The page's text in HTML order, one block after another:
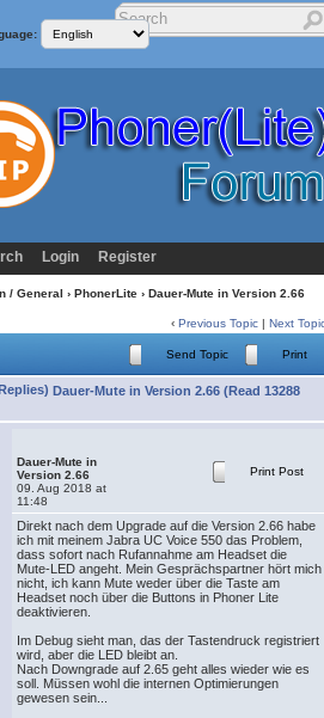
Login Register
/ General › PhonerLite› Dauer-Mute in Version 2.66
‹ Previous Topic | Next
Send Topic Print
Dauer-Mute in Version 2.66 (Read 13288
Dauer-Mute in
Version 2.66
09. Aug 2018 at
11:48
Print Post
Direkt nach dem Upgrade auf die Version 2.66 habe
ich mit meinem Jabra UC Voice 550 das Problem,
dass sofort nach Rufannahme am Headset die
Mute-LED angeht. Mein Gesprächspartner hört mich
nicht, ich kann Mute weder über die Taste am
Headset noch über die Buttons in Phoner Lite
deaktivieren.
Im Debug sieht man, das der Tastendruck registriert
wird, aber die LED bleibt an.
Nach Downgrade auf 2.65 geht alles wieder wie es
soll. Müssen wohl die internen Optimierungen
gewesen sein...